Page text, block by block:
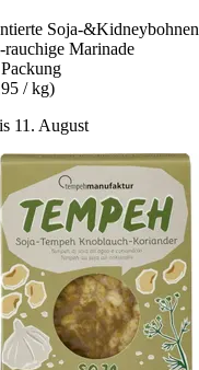
Soja-&Kidneybohnen
Marinade
/ kg)
11. August